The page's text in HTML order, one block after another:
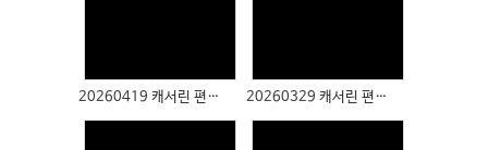
20260419 캐서린 편지(유치아동부) 20260329 캐서린 편지(사랑목장)